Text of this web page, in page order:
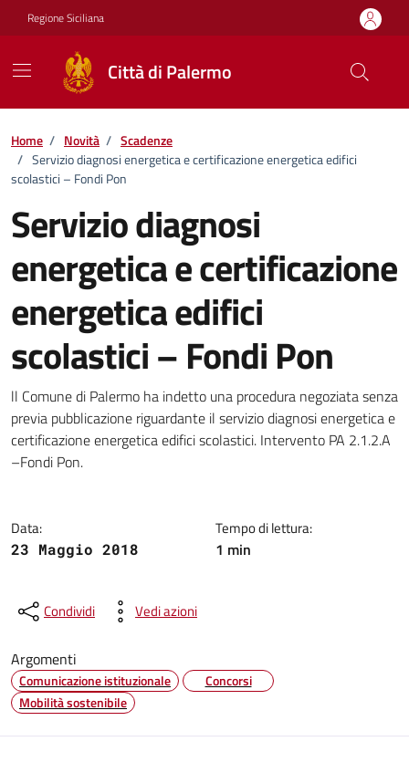
Vai ai contenuti
Vai al footer
Regione Siciliana
Città di Palermo
Home / Novità / Scadenze
/ Servizio diagnosi energetica e certificazione energetica edifici
scolastici – Fondi Pon
Servizio diagnosi
energetica e certificazione
energetica edifici
scolastici – Fondi Pon
Dettagli della notizia
ll Comune di Palermo ha indetto una procedura negoziata senza
previa pubblicazione riguardante il servizio diagnosi energetica e
certificazione energetica edifici scolastici. Intervento PA 2.1.2.A
–Fondi Pon.
Data:
23 Maggio 2018
Tempo di lettura:
1 min
Condividi Vedi azioni
Argomenti
Comunicazione istituzionale
Concorsi
Mobilità sostenibile